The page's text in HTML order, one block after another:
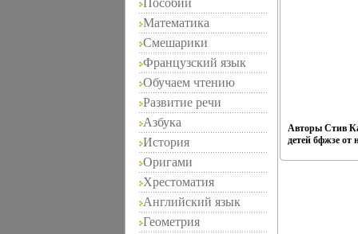
Пособии
Математика
Смешарики
Французский язык
Обучаем чтению
Развитие речи
Азбука
История
Оригами
Хрестоматия
Английский язык
Геометрия
Авторы Стив
детей бфжзе от